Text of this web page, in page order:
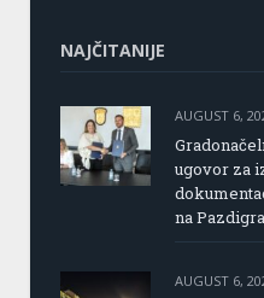
NAJČITANIJE
AUGUST 6,
ugovor za
na
AUGUST 6,